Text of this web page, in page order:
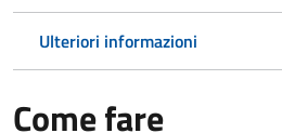
Ulteriori informazioni
Come fare